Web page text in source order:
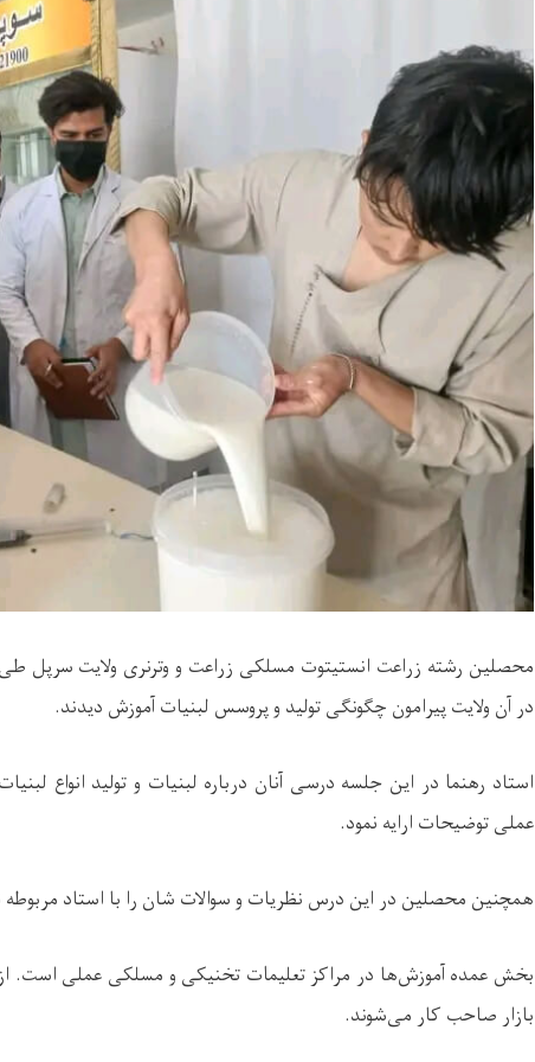
محصلین رشته زراعت انستیتوت مسلکی زراعت و وترنری ولایت سرپل
در آن ولایت پیرامون چگونگی تولید و پروسس لبنیات آموزش دیدند.
استاد رهنما در این جلسه درسی آنان درباره لبنیات و تولید انواع
عملی توضیحات ارایه نمود.
همچنین محصلین در این درس نظریات و سوالات شان را با استاد
بخش عمده آموزش‌ها در مراکز تعلیمات تخنیکی و مسلکی عملی است.
بازار صاحب کار می‌شوند.